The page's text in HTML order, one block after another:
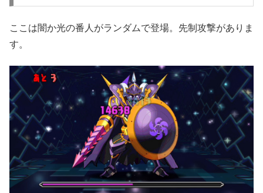
ここは闇か光の番人がランダムで登場。先制攻撃がありま
す。